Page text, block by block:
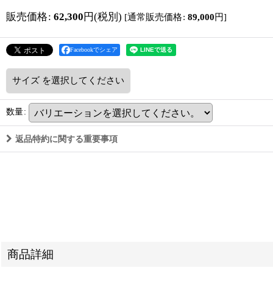
販売価格: 62,300 円(税別) [通常販売価格: 89,000円]
Facebookでシェア
サイズ を選択してください
数量:
返品特約に関する重要事項
商品詳細